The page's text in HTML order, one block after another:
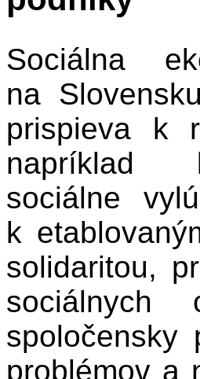
Sociálna
na
prispieva k
napríklad
sociálne
k
solidaritou,
spoločensky
problémov a